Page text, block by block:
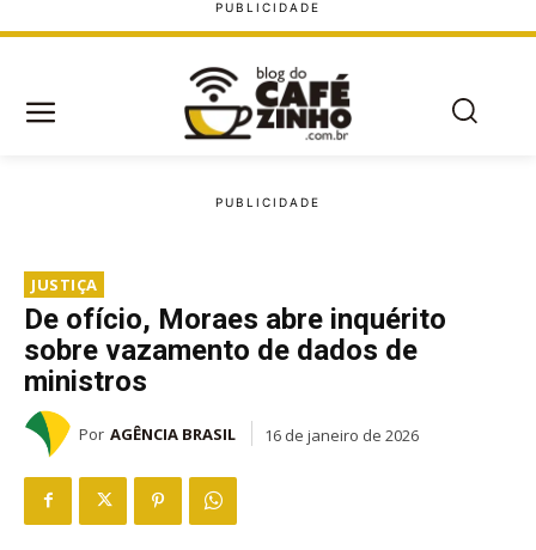
JUSTIÇA
De ofício, Moraes abre inquérito
sobre vazamento de dados de
ministros
Por AGÊNCIA BRASIL 16 de janeiro de 2026